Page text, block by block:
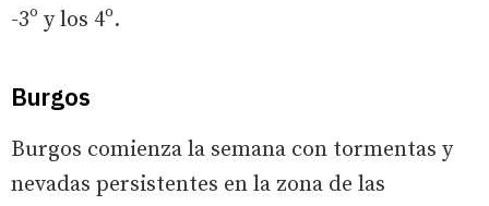
-3º y los 4º.
Burgos
Burgos comienza la semana con tormentas y
nevadas persistentes en la zona de las